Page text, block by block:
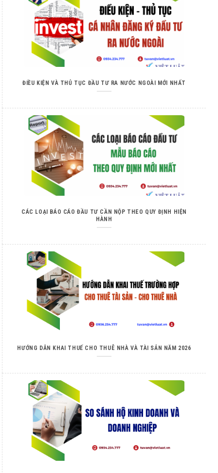
ĐIỀU KIỆN VÀ THỦ TỤC ĐẦU TƯ RA NƯỚC NGOÀI MỚI NHẤT
CÁC LOẠI BÁO CÁO ĐẦU TƯ CẦN NỘP THEO QUY ĐỊNH HIỆN
HÀNH
HƯỚNG DẪN KHAI THUẾ CHO THUÊ NHÀ VÀ TÀI SẢN NĂM 2026